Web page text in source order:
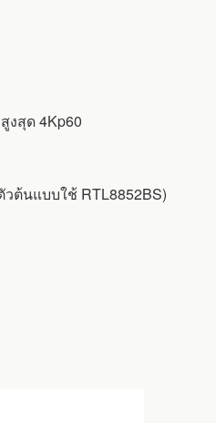
งสุด 4Kp60
ต้นแบบใช้ RTL8852BS)